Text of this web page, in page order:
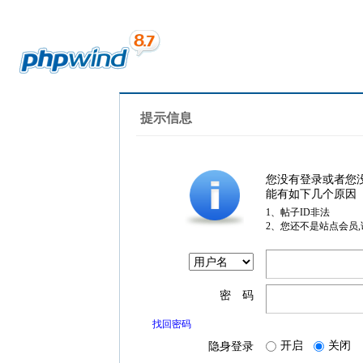
提示信息
您没有登录或者您
能有如下几个原因
1、帖子ID非法
2、您还不是站点会员
密 码
找回密码
隐身登录 开启 关闭